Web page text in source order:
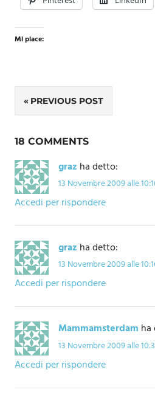
migliorata
Mi piace:
Navigazione
articoli
PREVIOUS POST
18 COMMENTS
graz ha detto:
13 Novembre 2009 alle
Accedi per rispondere
graz ha detto:
13 Novembre 2009 alle
Accedi per rispondere
Mammamsterdam
13 Novembre 2009 alle
Accedi per rispondere